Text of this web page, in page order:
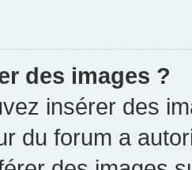
des images ?
insérer des
du forum a